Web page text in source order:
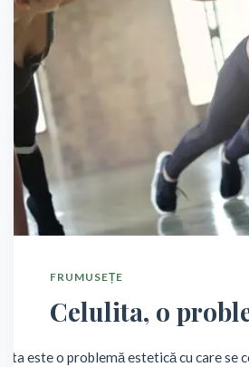
FRUMUSEȚE
Celulita, o
este o problemă estetică cu care se